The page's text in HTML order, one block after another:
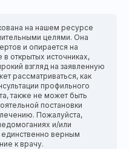
на нашем ресурсе
целями. Она
и опирается на
открытых источниках,
взгляд на заявленную
рассматриваться, как
профильного
также не может быть
постановки
лечению. Пожалуйста,
и/или
верным
к врачу.